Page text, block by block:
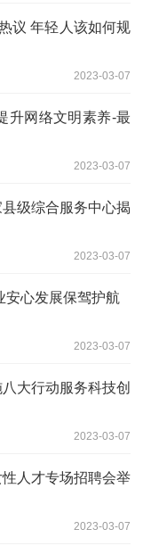
议 年轻人该如何规
2023-03-07
升网络文明素养-最
2023-03-07
级综合服务中心揭
2023-03-07
安心发展保驾护航
2023-03-07
大行动服务科技创
2023-03-07
人才专场招聘会举
2023-03-07